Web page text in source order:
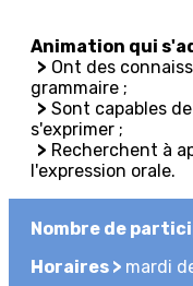
Animation qui
> Ont des
grammaire ;
> Sont capables
s'exprimer ;
> Recherchent à
l'expression orale.
Nombre de
Horaires > mardi